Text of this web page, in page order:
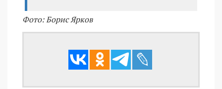
Фото: Борис Ярков